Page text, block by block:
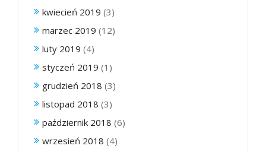
kwiecień 2019 (3)
marzec 2019 (12)
luty 2019 (4)
styczeń 2019 (1)
grudzień 2018 (3)
listopad 2018 (3)
październik 2018 (6)
wrzesień 2018 (4)